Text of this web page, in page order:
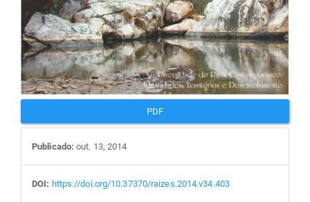
PDF
Publicado: out. 13, 2014
DOI: https://doi.org/10.37370/raizes.2014.v34.403